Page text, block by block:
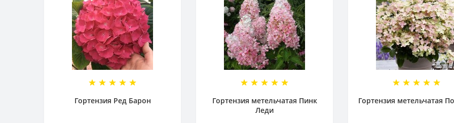
Гортензия Ред Барон
Гортензия метельчатая Пинк
Леди
Гортензия метельчатая